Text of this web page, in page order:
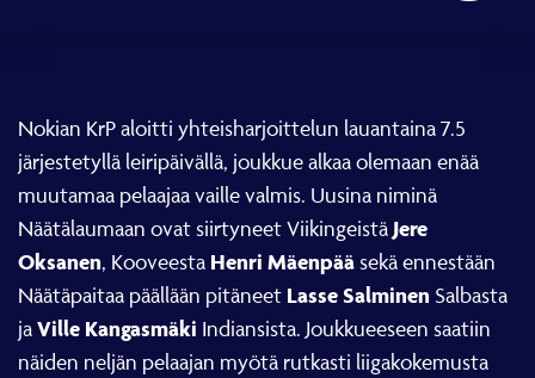
Nokian KrP aloitti yhteisharjoittelun lauantaina 7.5
järjestetyllä leiripäivällä, joukkue alkaa olemaan enää
muutamaa pelaajaa vaille valmis. Uusina niminä
Näätälaumaan ovat siirtyneet ViikingeistäJere
Oksanen, Kooveesta Henri Mäenpääsekä ennestään
Näätäpaitaa päällään pitäneet Lasse Salminen Salbasta
jaVille Kangasmäki Indiansista. Joukkueeseen saatiin
näiden neljän pelaajan myötä rutkasti liigakokemusta